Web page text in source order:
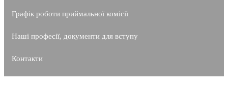
Графік роботи приймальної комісії
Наші професії, документи для вступу
Контакти